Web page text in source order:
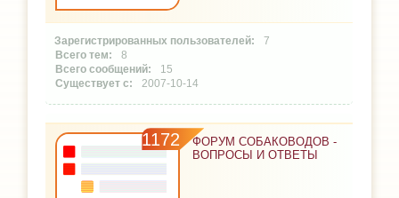
7
8
15
2007-10-14
1172
ФОРУМ СОБАКОВОДОВ -
ВОПРОСЫ И ОТВЕТЫ